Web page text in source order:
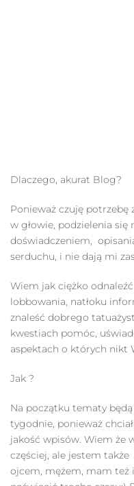
Dlaczego, akurat Blog?
Ponieważ czuję
w głowie, podzielenia się
doświadczeniem,
serduchu, i nie dają mi
Wiem jak ciężko
lobbowania, natłoku
znaleść dobrego
kwestiach pomóc,
aspektach o których nikt
Jak ?
Na początku tematy
tygodnie, ponieważ
jakość wpisów. Wiem że
częściej, ale jestem
ojcem, mężem, mam też